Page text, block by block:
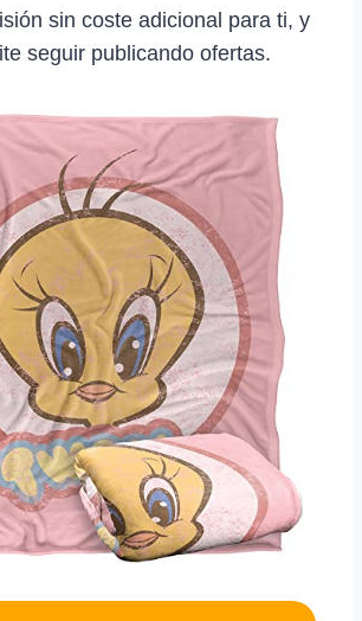
sin coste adicional para ti, y
seguir publicando ofertas.